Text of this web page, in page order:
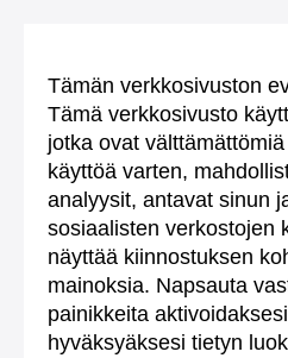
Tämän verkkosivuston
Tämä verkkosivusto
jotka ovat
käyttöä varten,
analyysit, antavat sinun
sosiaalisten verkostojen
näyttää kiinnostuksen
mainoksia. Napsauta
painikkeita
hyväksyäksesi tietyn